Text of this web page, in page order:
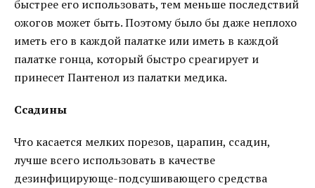
быстрее его использовать, тем меньше последствий
ожогов может быть. Поэтому было бы даже неплохо
иметь его в каждой палатке или иметь в каждой
палатке гонца, который быстро среагирует и
принесет Пантенол из палатки медика.
Ссадины
Что касается мелких порезов, царапин, ссадин,
лучше всего использовать в качестве
дезинфицирующе-подсушивающего средства